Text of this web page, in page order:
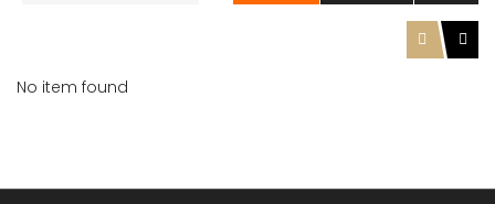
No item found